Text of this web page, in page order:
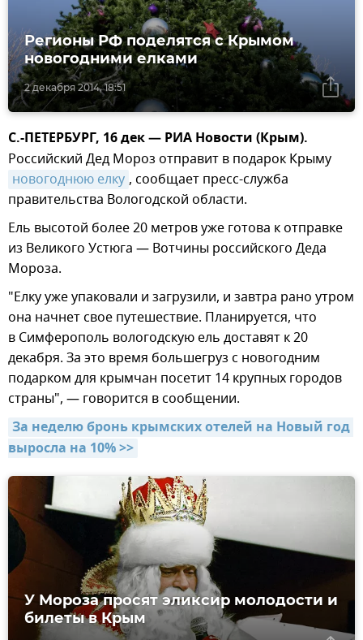
2 декабря 2014, 18:51
Регионы РФ поделятся с Крымом
новогодними елками
С.-ПЕТЕРБУРГ, 16 дек — РИА Новости (Крым).
Российский Дед Мороз отправит в подарок Крыму
новогоднюю елку , сообщает пресс-служба
правительства Вологодской области.
Ель высотой более 20 метров уже готова к отправке
из Великого Устюга — Вотчины российского Деда
Мороза.
"Елку уже упаковали и загрузили, и завтра рано утром
она начнет свое путешествие. Планируется, что
в Симферополь вологодскую ель доставят к 20
декабря. За это время большегруз с новогодним
подарком для крымчан посетит 14 крупных городов
страны", — говорится в сообщении.
За неделю бронь крымских отелей на Новый год
выросла на 10% >>
У Мороза просят эликсир молодости и
билеты в Крым